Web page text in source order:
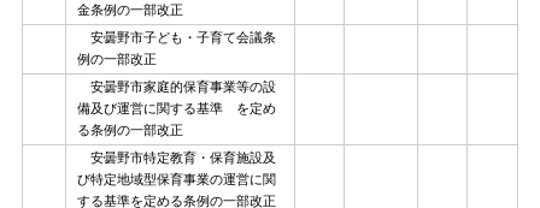
金条例の一部改正
安曇野市子ども・子育て会議条
例の一部改正
安曇野市家庭的保育事業等の設
備及び運営に関する基準 を定め
る条例の一部改正
安曇野市特定教育・保育施設及
び特定地域型保育事業の運営に関
する基準を定める条例の一部改正